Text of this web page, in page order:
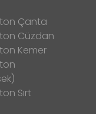
Çanta
Cüzdan
Kemer
Sırt